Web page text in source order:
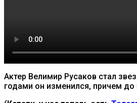
Актер Велимир Русаков стал
годами он изменился, причем до